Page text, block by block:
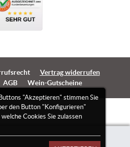
"Akzeptieren" stimmen Sie
den Button "Konfigurieren"
Cookies Sie zulassen
Vertrag widerrufen
AGB Wein-Gutscheine